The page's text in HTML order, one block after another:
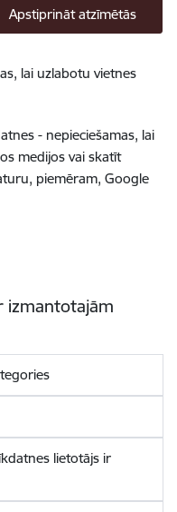
Apstiprināt atzīmētās
lai uzlabotu vietnes
- nepieciešamas, lai
medijos vai skatīt
piemēram, Google
izmantotajām
lietotājs ir